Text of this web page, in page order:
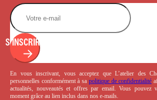
S'INSCRIRE
En vous inscrivant, vous acceptez que L’atelier des
personnelles conformément à sa politique de confidentialité
actualités, nouveautés et offres par email. Vous pouvez
moment grâce au lien inclus dans nos e-mails.